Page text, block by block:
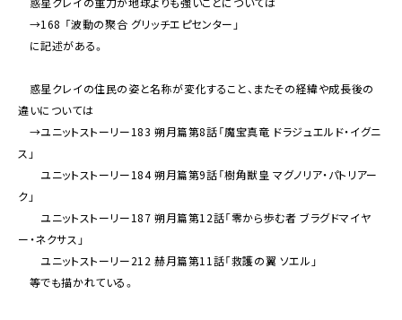
→168 「波動の聚合 グリッチエピセンター」
に記述がある。
惑星クレイの住民の姿と名称が変化すること、またその経緯や成長後の
違いについては
→ユニットストーリー183 朔月篇第8話「魔宝真竜 ドラジュエルド・イグニ
ス」
ユニットストーリー184 朔月篇第9話「樹角獣皇 マグノリア・パトリアー
ク」
ユニットストーリー187 朔月篇第12話「零から歩む者 ブラグドマイヤ
ー・ネクサス」
ユニットストーリー212 赫月篇第11話「救護の翼 ソエル」
等でも描かれている。